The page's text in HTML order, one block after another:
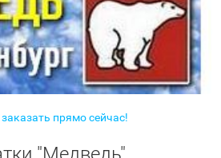
прямо сейчас!